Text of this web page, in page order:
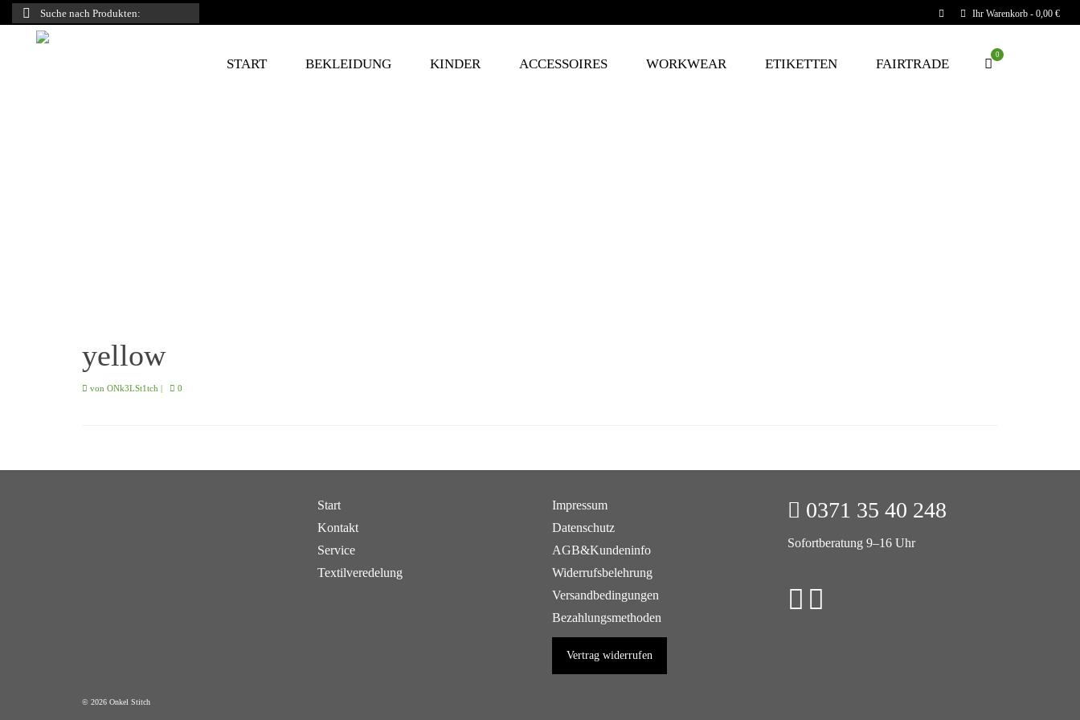
Ihr Warenkorb - 0,00 €
Suche
nach:
START BEKLEIDUNG KINDER ACCESSOIRES WORKWEAR ETIKETTEN FAIRTRADE
0
yellow
von ONk3LSt1tch | 0
Start
Kontakt
Service
Textilveredelung
Impressum
Datenschutz
AGB&Kundeninfo
Widerrufsbelehrung
Versandbedingungen
Bezahlungsmethoden
Vertrag widerrufen
0371 35 40 248
Sofortberatung 9–16 Uhr
© 2026 Onkel Stitch